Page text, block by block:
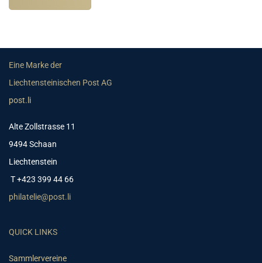
Eine Marke der
Liechtensteinischen Post AG
post.li
Alte Zollstrasse 11
9494 Schaan
Liechtenstein
T +423 399 44 66
philatelie@post.li
QUICK LINKS
Sammlervereine